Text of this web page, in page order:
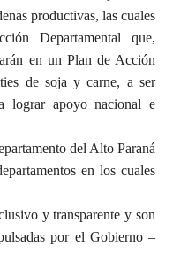
productivas, las cuales
Departamental que,
en un Plan de Acción
de soja y carne, a ser
lograr apoyo nacional e
del Alto Paraná
en los cuales
y transparente y son
por el Gobierno –